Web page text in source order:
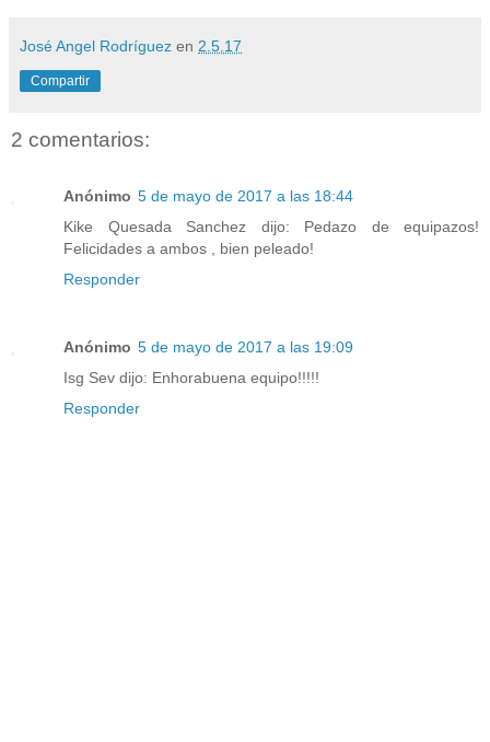
José Angel Rodríguez en 2.5.17
Compartir
2 comentarios:
Anónimo 5 de mayo de 2017 a las 18:44
Kike Quesada Sanchez dijo: Pedazo de equipazos!
Felicidades a ambos , bien peleado!
Responder
Anónimo 5 de mayo de 2017 a las 19:09
Isg Sev dijo: Enhorabuena equipo!!!!!
Responder